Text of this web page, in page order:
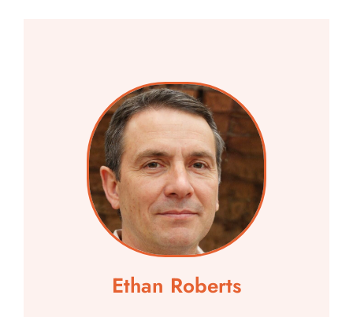
Ethan Roberts